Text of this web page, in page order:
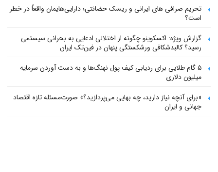
تحریم صرافی های ایرانی و ریسک حضانتی؛ دارایی‌هایمان واقعاً در خطر
است؟
گزارش ویژه: اکسکوینو چگونه از اختلالی ادعایی به بحرانی سیستمی
رسید؟ کالبدشکافی ورشکستگی پنهان در فین‌تک ایران
۵ گام طلایی برای ردیابی کیف پول‌ نهنگ‌ها و به دست آوردن سرمایه
میلیون دلاری
«برای آنچه نیاز دارید، چه بهایی می‌پردازید؟» صورت‌مسئله تازه اقتصاد
جهانی و ایران